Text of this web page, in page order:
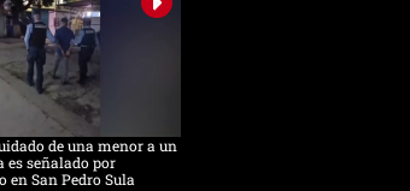
de una menor a un
es señalado por
en San Pedro Sula